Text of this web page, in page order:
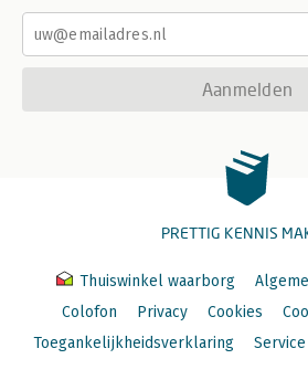
Aanmelden
PRETTIG KENNIS
Thuiswinkel waarborg
Colofon
Privacy Cookies
Toegankelijkheidsverklaring